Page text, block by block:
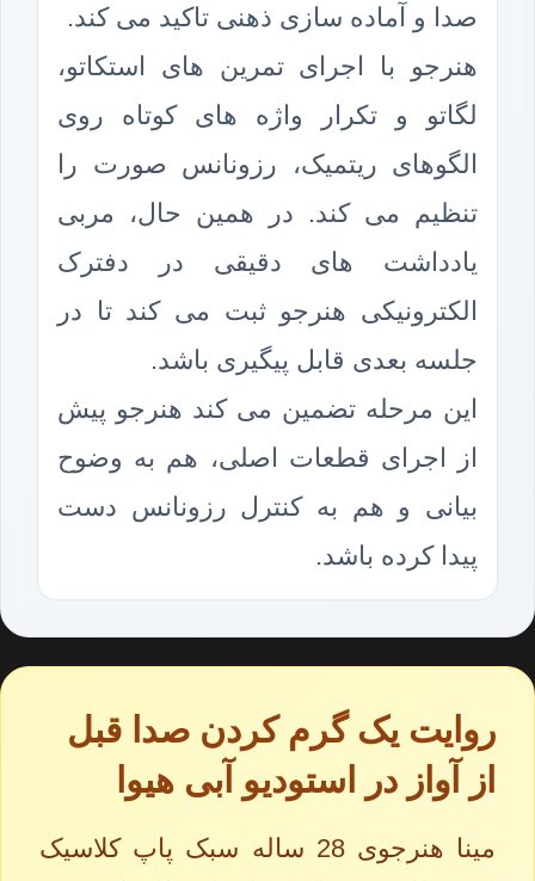
صدا و آماده سازی ذهنی تاکید می کند.
هنرجو با اجرای تمرین های استکاتو،
لگاتو و تکرار واژه های کوتاه روی
الگوهای ریتمیک، رزونانس صورت را
تنظیم می کند. در همین حال، مربی
یادداشت های دقیقی در دفترک
الکترونیکی هنرجو ثبت می کند تا در
جلسه بعدی قابل پیگیری باشد.
این مرحله تضمین می کند هنرجو پیش
از اجرای قطعات اصلی، هم به وضوح
بیانی و هم به کنترل رزونانس دست
پیدا کرده باشد.
روایت یک گرم کردن صدا قبل
از آواز در استودیو آبی هیوا
مینا هنرجوی 28 ساله سبک پاپ کلاسیک